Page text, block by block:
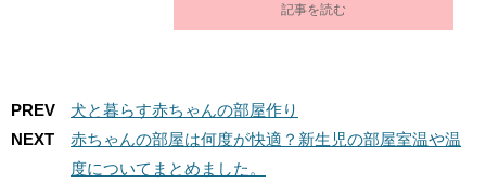
記事を読む
PREV
犬と暮らす赤ちゃんの部屋作り
NEXT
赤ちゃんの部屋は何度が快適？新生児の部屋室温や温
度についてまとめました。